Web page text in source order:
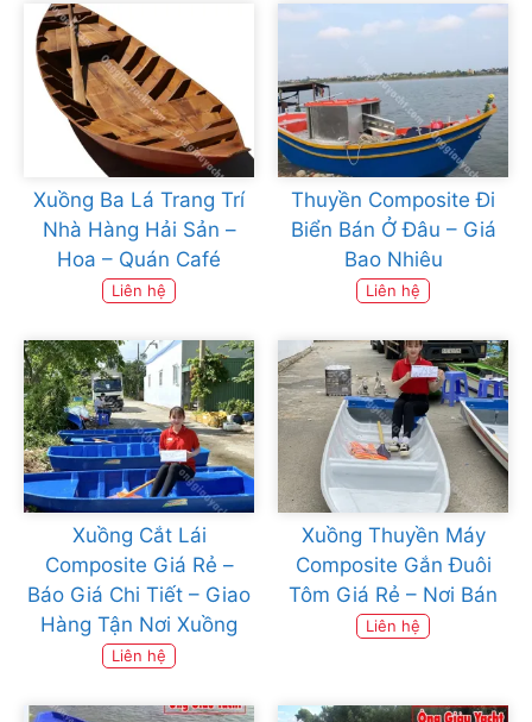
Xuồng Ba Lá Trang Trí
Nhà Hàng Hải Sản –
Hoa – Quán Café
Liên hệ
Thuyền Composite Đi
Biển Bán Ở Đâu – Giá
Bao Nhiêu
Liên hệ
Xuồng Cắt Lái
Composite Giá Rẻ –
Báo Giá Chi Tiết – Giao
Hàng Tận Nơi Xuồng
Liên hệ
Xuồng Thuyền Máy
Composite Gắn Đuôi
Tôm Giá Rẻ – Nơi Bán
Liên hệ